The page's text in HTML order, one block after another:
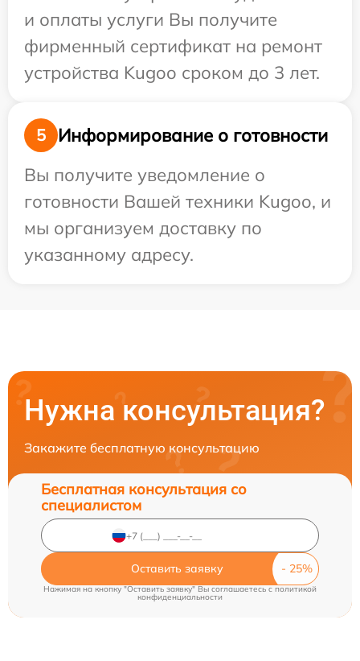
и оплаты услуги Вы получите
фирменный сертификат на ремонт
устройства Kugoo сроком до 3 лет.
5
Информирование о готовности
Вы получите уведомление о
готовности Вашей техники Kugoo, и
мы организуем доставку по
указанному адресу.
Нужна консультация?
Закажите бесплатную консультацию
Бесплатная консультация со
специалистом
Оставить заявку
Нажимая на кнопку "Оставить заявку" Вы соглашаетесь c политикой
конфиденциальности